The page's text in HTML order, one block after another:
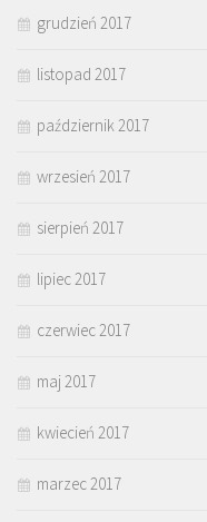
grudzień 2017
listopad 2017
październik 2017
wrzesień 2017
sierpień 2017
lipiec 2017
czerwiec 2017
maj 2017
kwiecień 2017
marzec 2017